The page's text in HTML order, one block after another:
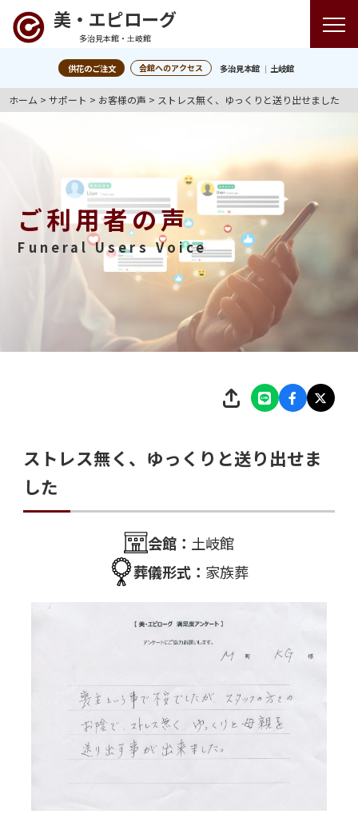
美・エピローグ
多治見本館・土岐館
供花のご注文 会館へのアクセス 多治見本館 土岐館
ホーム >サポート > お客様の声 > ストレス無く、ゆっくりと送り出せました
ご利用者の声
Funeral Users Voice
ストレス無く、ゆっくりと送り出せま
した
会館： 土岐館
葬儀形式： 家族葬